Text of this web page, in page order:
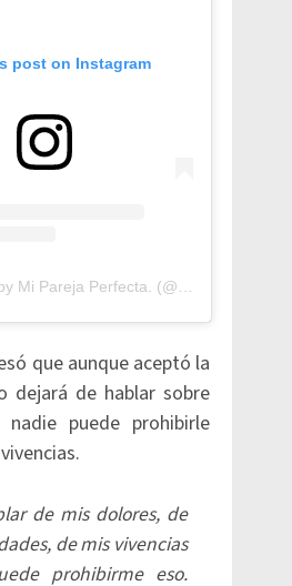
post on Instagram
A post shared by Mi Pareja Perfecta. (@pareja_perfecta.mx)
que aunque aceptó la
dejará de hablar sobre
puede prohibirle
de mis dolores, de
de mis vivencias
prohibirme eso.